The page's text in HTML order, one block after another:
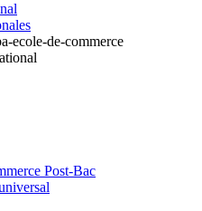
Post-Bac